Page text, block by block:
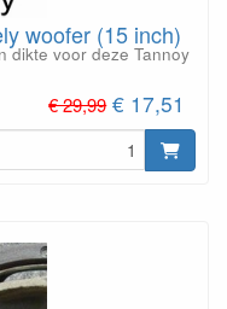
woofer (15 inch)
dikte voor deze Tannoy
€ 29,99 € 17,51